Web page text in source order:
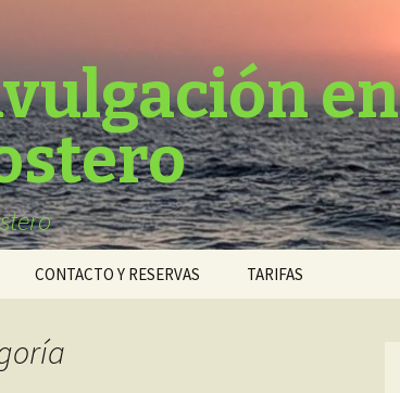
en
CONTACTO Y RESERVAS TARIFAS